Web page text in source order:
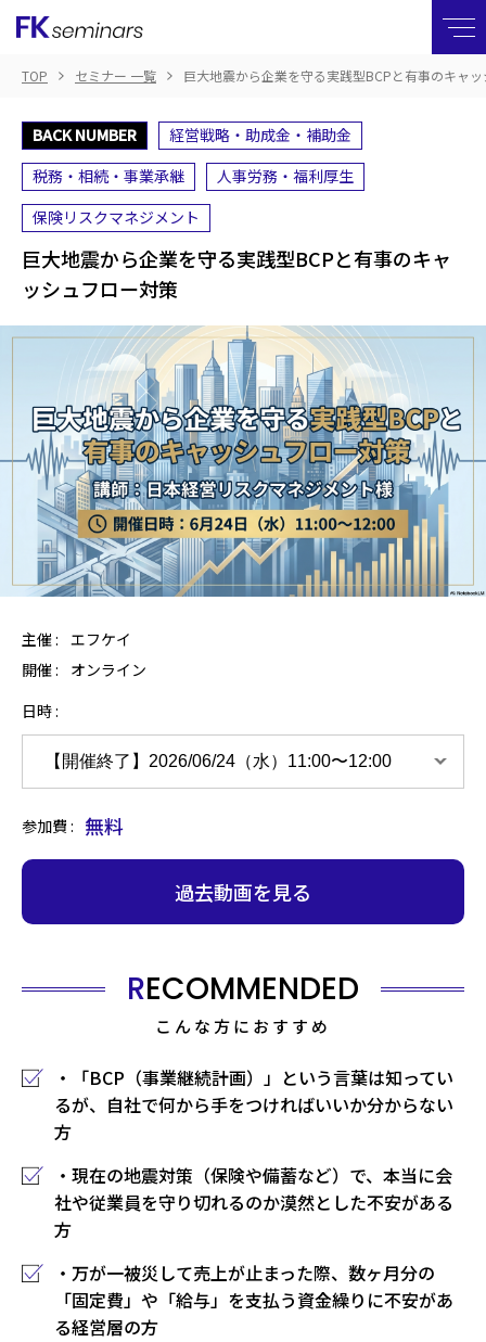
TOP セミナー 一覧 巨大地震から企業を守る実践型BCPと有事のキャ
BACK NUMBER
経営戦略・助成金・補助金
税務・相続・事業承継
人事労務・福利厚生
保険リスクマネジメント
巨大地震から企業を守る実践型BCPと有事のキャ
ッシュフロー対策
主催 : エフケイ
開催 :
オンライン
日時
参加費 無料
過去動画を見る
RECOMMENDED
こんな方におすすめ
・「BCP（事業継続計画）」という言葉は知ってい
るが、自社で何から手をつければいいか分からない
方
・現在の地震対策（保険や備蓄など）で、本当に会
社や従業員を守り切れるのか漠然とした不安がある
方
・万が一被災して売上が止まった際、数ヶ月分の
「固定費」や「給与」を支払う資金繰りに不安があ
る経営層の方